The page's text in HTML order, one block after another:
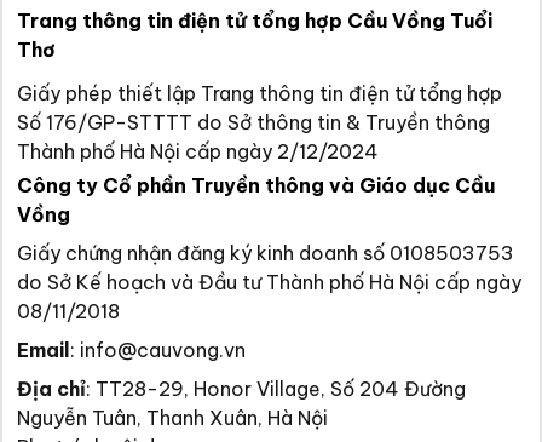
Trang thông tin điện tử tổng hợp Cầu Vồng Tuổi
Thơ
Giấy phép thiết lập Trang thông tin điện tử tổng hợp
Số 176/GP-STTTT do Sở thông tin & Truyền thông
Thành phố Hà Nội cấp ngày 2/12/2024
Công ty Cổ phần Truyền thông và Giáo dục Cầu
Vồng
Giấy chứng nhận đăng ký kinh doanh số 0108503753
do Sở Kế hoạch và Đầu tư Thành phố Hà Nội cấp ngày
08/11/2018
Email: info@cauvong.vn
Địa chỉ: TT28-29, Honor Village, Số 204 Đường
Nguyễn Tuân, Thanh Xuân, Hà Nội